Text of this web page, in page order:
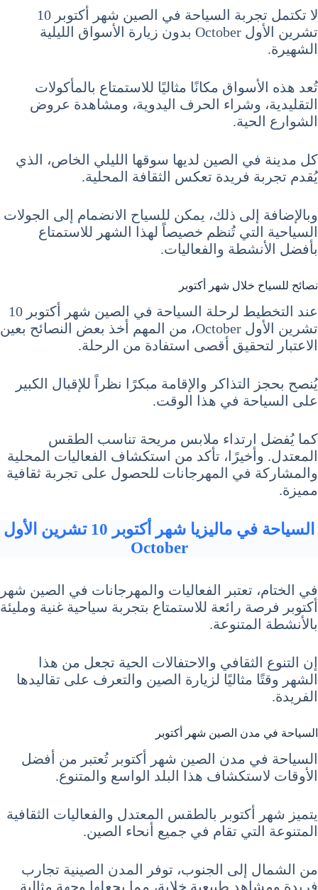
لا تكتمل تجربة السياحة في الصين شهر أكتوبر 10
تشرين الأول October بدون زيارة الأسواق الليلية
الشهيرة.
تُعد هذه الأسواق مكانًا مثاليًا للاستمتاع بالمأكولات
التقليدية، وشراء الحرف اليدوية، ومشاهدة عروض
الشوارع الحية.
كل مدينة في الصين لديها سوقها الليلي الخاص، الذي
يُقدم تجربة فريدة تعكس الثقافة المحلية.
وبالإضافة إلى ذلك، يمكن للسياح الانضمام إلى الجولات
السياحية التي تُنظم خصيصاً لهذا الشهر للاستمتاع
بأفضل الأنشطة والفعاليات.
نصائح للسياح خلال شهر أكتوبر
عند التخطيط لرحلة السياحة في الصين شهر أكتوبر 10
تشرين الأول October، من المهم أخذ بعض النصائح بعين
الاعتبار لتحقيق أقصى استفادة من الرحلة.
يُنصح بحجز التذاكر والإقامة مبكرًا نظراً للإقبال الكبير
على السياحة في هذا الوقت.
كما يُفضل ارتداء ملابس مريحة تناسب الطقس
المعتدل. وأخيرًا، تأكد من استكشاف الفعاليات المحلية
والمشاركة في المهرجانات للحصول على تجربة ثقافية
مميزة.
السياحة في ماليزيا شهر أكتوبر 10 تشرين الأول
October
في الختام، تعتبر الفعاليات والمهرجانات في الصين شهر
أكتوبر فرصة رائعة للاستمتاع بتجربة سياحية غنية ومليئة
بالأنشطة المتنوعة.
إن التنوع الثقافي والاحتفالات الحية تجعل من هذا
الشهر وقتًا مثاليًا لزيارة الصين والتعرف على تقاليدها
الفريدة.
السياحة في مدن الصين شهر أكتوبر
السياحة في مدن الصين شهر أكتوبر تُعتبر من أفضل
الأوقات لاستكشاف هذا البلد الواسع والمتنوع.
يتميز شهر أكتوبر بالطقس المعتدل والفعاليات الثقافية
المتنوعة التي تقام في جميع أنحاء الصين.
من الشمال إلى الجنوب، توفر المدن الصينية تجارب
فريدة ومشاهد طبيعية خلابة، مما يجعلها وجهة مثالية